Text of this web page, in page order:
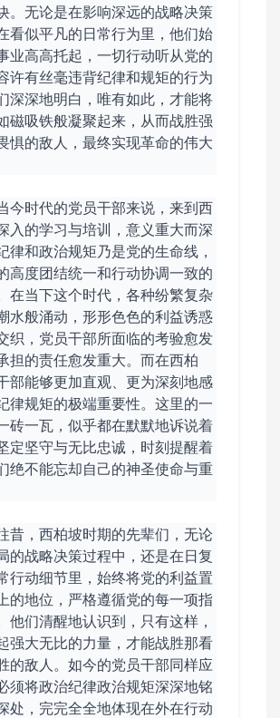
。无论是在影响深远的战略决策
看似平凡的日常行为里，他们始
业高高托起，一切行动听从党的
许有丝毫违背纪律和规矩的行为
深深地明白，唯有如此，才能将
磁吸铁般凝聚起来，从而战胜强
惧的敌人，最终实现革命的伟大
今时代的党员干部来说，来到西
入的学习与培训，意义重大而深
律和政治规矩乃是党的生命线，
高度团结统一和行动协调一致的
在当下这个时代，各种纷繁复杂
水般涌动，形形色色的利益诱惑
织，党员干部所面临的考验愈发
担的责任愈发重大。而在西柏
部能够更加直观、更为深刻地感
律规矩的极端重要性。这里的一
砖一瓦，似乎都在默默地诉说着
定坚守与无比忠诚，时刻提醒着
绝不能忘却自己的神圣使命与重
昔，西柏坡时期的先辈们，无论
的战略决策过程中，还是在日复
行动细节里，始终将党的利益置
的地位，严格遵循党的每一项指
他们清醒地认识到，只有这样，
强大无比的力量，才能战胜那看
的敌人。如今的党员干部同样应
须将政治纪律政治规矩深深地铭
处，完完全全地体现在外在行动